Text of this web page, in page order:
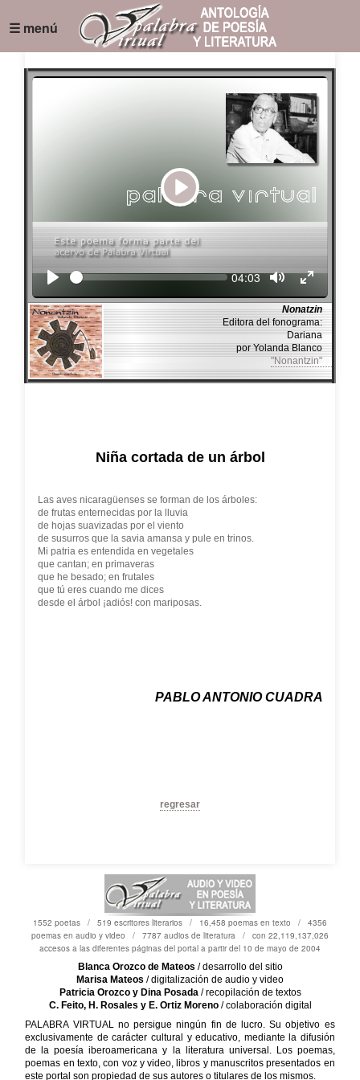
☰ menú
Play
Seek Current
04:03
Nonatzin
Editora del fonograma:
Dariana
por Yolanda Blanco
"Nonantzin"
Niña cortada de un árbol
Las aves nicaragüenses se forman de los árboles:
de frutas enternecidas por la lluvia
de hojas suavizadas por el viento
de susurros que la savia amansa y pule en trinos.
Mi patria es entendida en vegetales
que cantan; en primaveras
que he besado; en frutales
que tú eres cuando me dices
desde el árbol ¡adiós! con mariposas.
PABLO ANTONIO CUADRA
regresar
1552 poetas / 519 escritores literarios / 16,458 poemas en texto / 4356
poemas en audio y video / 7787 audios de literatura / con 22,119,137,026
accesos a las diferentes páginas del portal a partir del 10 de mayo de 2004
Blanca Orozco de Mateos / desarrollo del sitio
Marisa Mateos / digitalización de audio y video
Patricia Orozco y Dina Posada/ recopilación de textos
C. Feito, H. Rosales y E. Ortiz Moreno/ colaboración digital
PALABRA VIRTUAL no persigue ningún fin de lucro. Su objetivo es
exclusivamente de carácter cultural y educativo, mediante la difusión
de la poesía iberoamericana y la literatura universal. Los poemas,
poemas en texto, con voz y video, libros y manuscritos presentados en
este portal son propiedad de sus autores o titulares de los mismos.